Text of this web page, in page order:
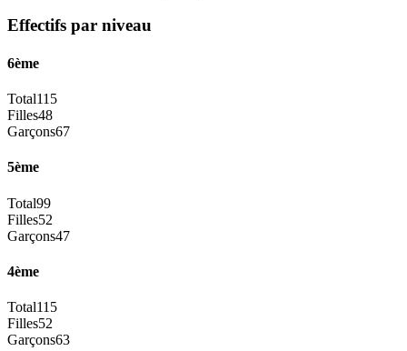
Effectifs par niveau
6ème
Total115
Filles48
Garçons67
5ème
Total99
Filles52
Garçons47
4ème
Total115
Filles52
Garçons63